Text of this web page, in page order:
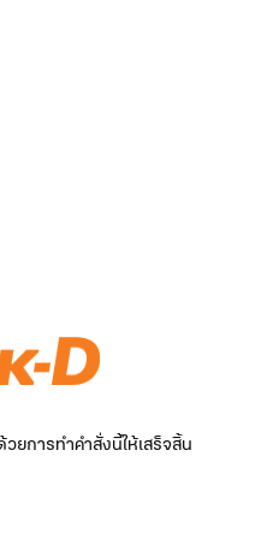
ยการทำคำสั่งนี้ให้เสร็จสิ้น